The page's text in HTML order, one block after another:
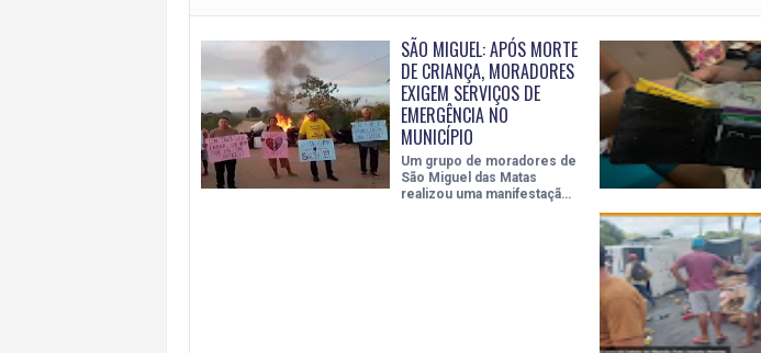
SÃO MIGUEL: APÓS MORTE
DE CRIANÇA, MORADORES
EXIGEM SERVIÇOS DE
EMERGÊNCIA NO
MUNICÍPIO
Um grupo de moradores de
São Miguel das Matas
realizou uma manifestaçã…